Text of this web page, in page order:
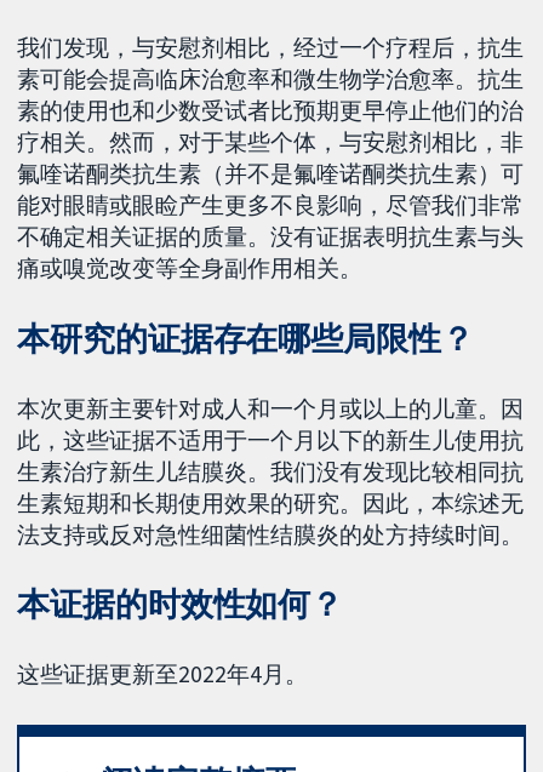
我们发现，与安慰剂相比，经过一个疗程后，抗生
素可能会提高临床治愈率和微生物学治愈率。抗生
素的使用也和少数受试者比预期更早停止他们的治
疗相关。然而，对于某些个体，与安慰剂相比，非
氟喹诺酮类抗生素（并不是氟喹诺酮类抗生素）可
能对眼睛或眼睑产生更多不良影响，尽管我们非常
不确定相关证据的质量。没有证据表明抗生素与头
痛或嗅觉改变等全身副作用相关。
本研究的证据存在哪些局限性？
本次更新主要针对成人和一个月或以上的儿童。因
此，这些证据不适用于一个月以下的新生儿使用抗
生素治疗新生儿结膜炎。我们没有发现比较相同抗
生素短期和长期使用效果的研究。因此，本综述无
法支持或反对急性细菌性结膜炎的处方持续时间。
本证据的时效性如何？
这些证据更新至2022年4月。